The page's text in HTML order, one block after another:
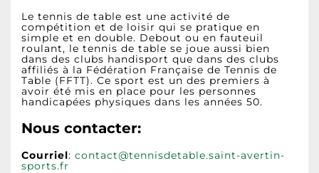
Le tennis de table est une activité de
compétition et de loisir qui se pratique en
simple et en double. Debout ou en fauteuil
roulant, le tennis de table se joue aussi bien
dans des clubs handisport que dans des clubs
affiliés à la Fédération Française de Tennis de
Table (FFTT). Ce sport est un des premiers à
avoir été mis en place pour les personnes
handicapées physiques dans les années 50.
Nous contacter:
Courriel: contact@tennisdetable.saint-avertin-
sports.fr